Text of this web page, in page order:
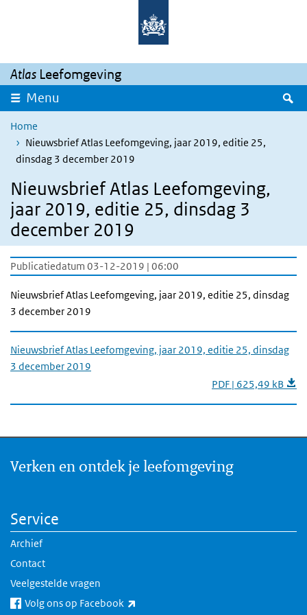
Overslaan en naar de inhoud gaan
Atlas Leefomgeving
Menu
Home
Nieuwsbrief Atlas Leefomgeving, jaar 2019, editie 25,
dinsdag 3 december 2019
Nieuwsbrief Atlas Leefomgeving,
jaar 2019, editie 25, dinsdag 3
december 2019
Publicatiedatum 03-12-2019 | 06:00
Nieuwsbrief Atlas Leefomgeving, jaar 2019, editie 25, dinsdag
3 december 2019
Nieuwsbrief Atlas Leefomgeving, jaar 2019, editie 25, dinsdag
3 december 2019
PDF | 625,49 kB
Verken en ontdek je leefomgeving
Service
Archief
Contact
Veelgestelde vragen
Volg ons op Facebook